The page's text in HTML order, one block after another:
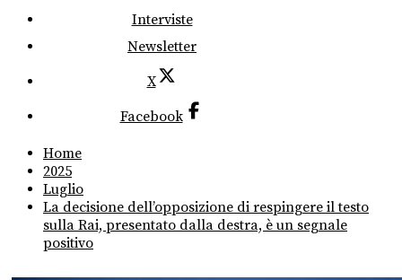
Interviste
Newsletter
X
Facebook
Home
2025
Luglio
La decisione dell’opposizione di respingere il testo
sulla Rai, presentato dalla destra, è un segnale
positivo